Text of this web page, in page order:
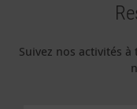
Suivez nos activités